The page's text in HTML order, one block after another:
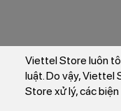
Viettel Store luôn
luật. Do vậy, Viettel
Store xử lý, các